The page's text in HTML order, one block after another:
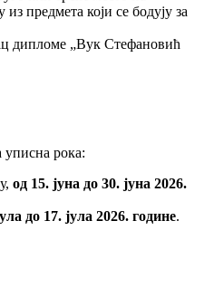
предмета који се бодују за
дипломе „Вук Стефановић
уписна рока:
од 15. јуна до 30. јуна 2026.
до 17. јула 2026. године.